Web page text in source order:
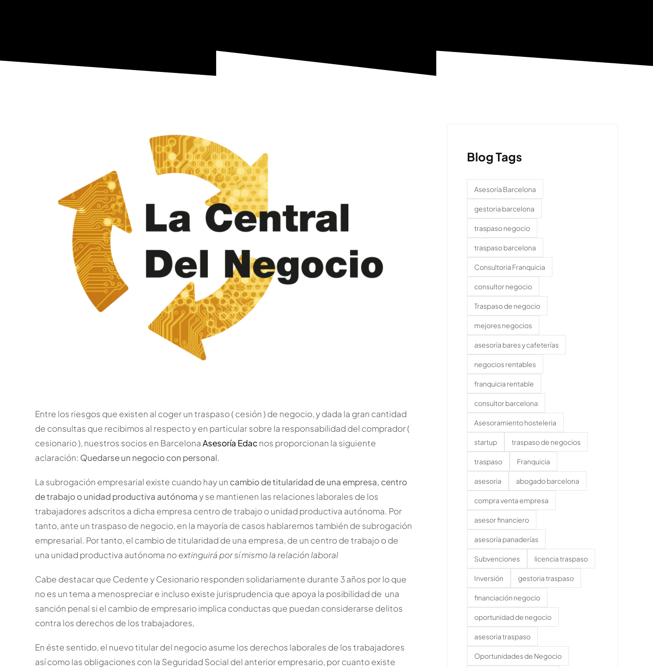
Entre los riesgos que existen al coger un traspaso ( cesión ) de negocio, y dada la gran cantidad
de consultas que recibimos al respecto y en particular sobre la responsabilidad del comprador (
cesionario ), nuestros socios en BarcelonaAsesoría Edac nos proporcionan la siguiente
aclaración: Quedarse un negocio con personal.
La subrogación empresarial existe cuando hay un cambio de titularidad de una empresa, centro
de trabajo o unidad productiva autónomay se mantienen las relaciones laborales de los
trabajadores adscritos a dicha empresa centro de trabajo o unidad productiva autónoma. Por
tanto, ante un traspaso de negocio, en la mayoría de casos hablaremos también de subrogación
empresarial. Por tanto, el cambio de titularidad de una empresa, de un centro de trabajo o de
una unidad productiva autónomano extinguirá por sí mismo la relación laboral
Cabe destacar que Cedente y Cesionario responden solidariamente durante 3 años por lo que
no es un tema a menospreciar e incluso existe jurisprudencia que apoya la posibilidad de una
sanción penal si el cambio de empresario implica conductas que puedan considerarse delitos
contra los derechos de los trabajadores,
En éste sentido, el nuevo titular del negocio asume los derechos laborales de los trabajadores
así como las obligaciones con la Seguridad Social del anterior empresario, por cuanto existe
Blog Tags
Asesoría Barcelona
gestoria barcelona
traspaso negocio
traspaso barcelona
Consultoria Franquicia
consultor negocio
Traspaso de negocio
mejores negocios
asesoría bares y cafeterías
negocios rentables
franquicia rentable
consultor barcelona
Asesoramiento hosteleria
startup traspaso de negocios
traspaso Franquicia
asesoria abogado barcelona
compra venta empresa
asesor financiero
asesoría panaderías
Subvenciones licencia traspaso
Inversión gestoria traspaso
financiación negocio
oportunidad de negocio
asesoria traspaso
Oportunidades de Negocio